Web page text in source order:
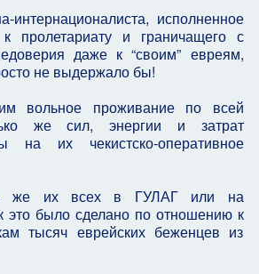
интернационалиста, исполненное
пролетариату и граничащего с
даже к “своим” евреям,
не выдержало бы!
вольное проживание по всей
же сил, энергии и затрат
на их чекистско-оперативное
же их всех в ГУЛАГ или на
это было сделано по отношению к
тысяч еврейских беженцев из